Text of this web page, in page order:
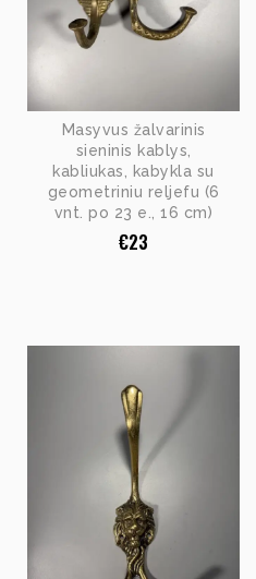
Masyvus žalvarinis
sieninis kablys,
kabliukas, kabykla su
geometriniu reljefu (6
vnt. po 23 e., 16 cm)
€23